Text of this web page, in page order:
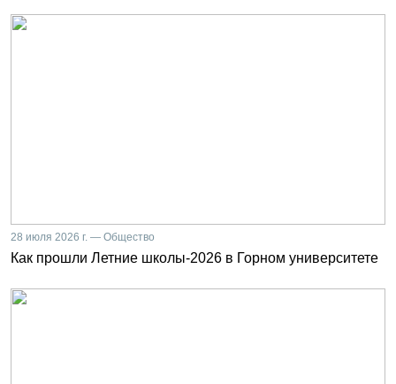
28 июля 2026 г. — Общество
Как прошли Летние школы-2026 в Горном университете